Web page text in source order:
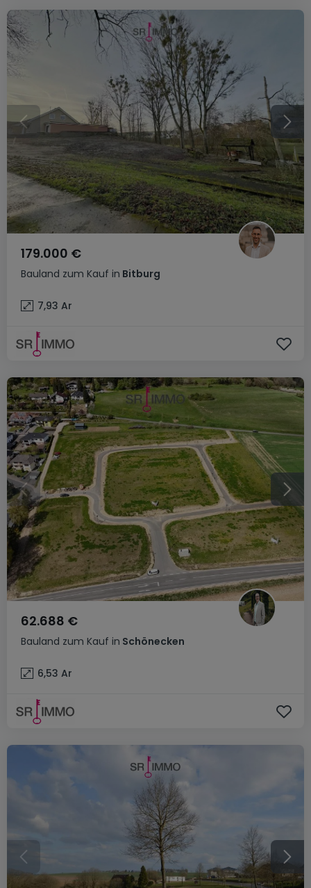
Bauland zum Kauf in Bitburg
179.000 €
7,93 Ar
Bauland zum Kauf in Schönecken
62.688 €
6,53 Ar